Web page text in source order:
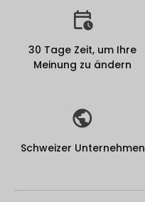
30 Tage Zeit, um Ihre
Meinung zu ändern
Schweizer Unternehmen